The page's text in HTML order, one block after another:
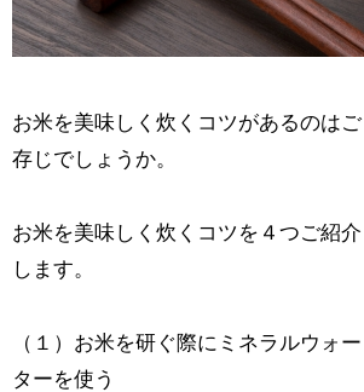
お米を美味しく炊くコツがあるのはご
存じでしょうか。
お米を美味しく炊くコツを４つご紹介
します。
（１）お米を研ぐ際にミネラルウォー
ターを使う